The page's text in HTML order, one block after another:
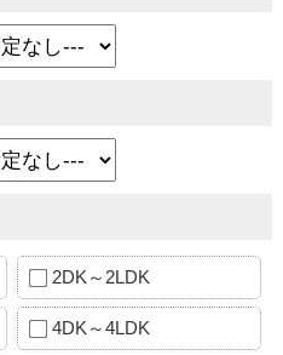
2DK～2LDK
4DK～4LDK